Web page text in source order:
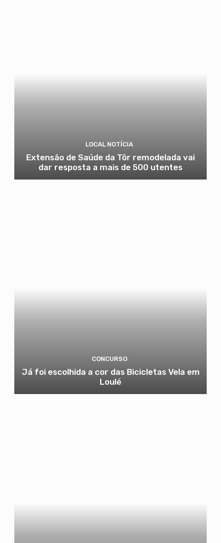
LOCAL NOTÍCIA
Extensão de Saúde da Tôr remodelada vai
dar resposta a mais de 500 utentes
CONCURSO
Já foi escolhida a cor das Bicicletas Vela em
Loulé